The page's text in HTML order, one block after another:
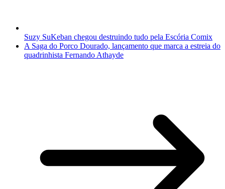
Suzy SuKeban chegou destruindo tudo pela Escória Comix
A Saga do Porco Dourado, lançamento que marca a estreia do
quadrinhista Fernando Athayde